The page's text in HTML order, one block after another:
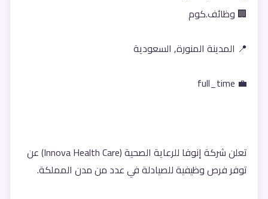
🏢 وظائف.كوم
📍 المدينة المنورة, السعودية
💼 full_time
توفر فرص وظيفية للصيادلة في عدد من مدن المملكة.